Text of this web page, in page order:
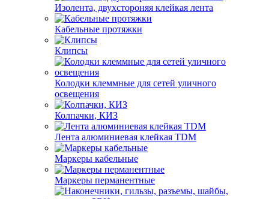
Изолента, двухстороняя клейкая лента
Кабельные протяжки
Клипсы
Колодки клеммные для сетей уличного
освещения
Колпачки, КИЗ
Лента алюминиевая клейкая TDM
Маркеры кабельные
Маркеры перманентные